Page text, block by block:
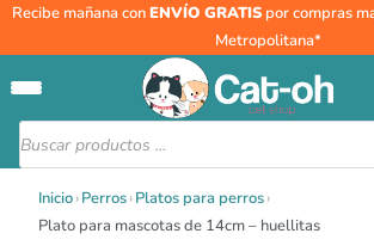
Recibe mañana conENVÍO GRATIS por compras
Metropolitana*
Búsqueda
de
productos
Inicio›Perros›Platos para perros›
Plato para mascotas de 14cm – huellitas